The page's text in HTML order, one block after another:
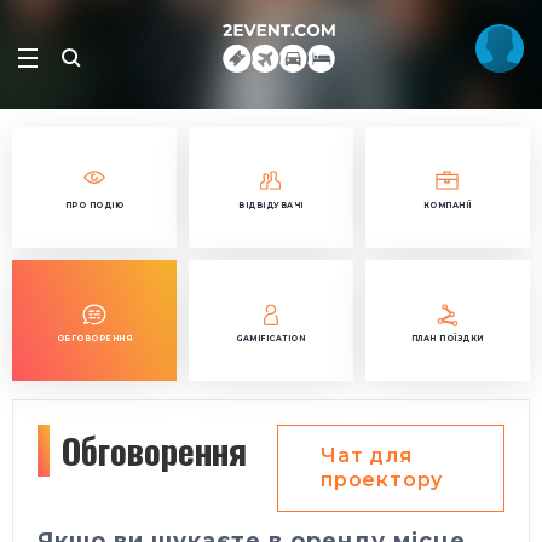
ПРО ПОДІЮ ВІДВІДУВАЧІ КОМПАНІЇ
ОБГОВОРЕННЯ GAMIFICATION ПЛАН ПОЇЗДКИ
Обговорення
Чат для
проектору